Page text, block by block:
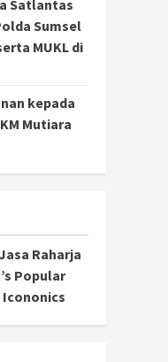
Satlantas
Sumsel
MUKL di
kepada
Mutiara
Jasa Raharja
Popular
Icononics